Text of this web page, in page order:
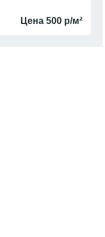
Цена 500 р/м²